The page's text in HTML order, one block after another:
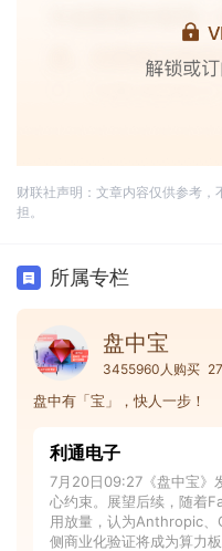
财联社声明：文章内容仅供参考
担。
所属专栏
盘中宝
3455960人购买
盘中有「宝」，快人一步！
利通电子
7月20日09:27《盘中宝》
心约束。展望后续，随着
用放量，认为Anthropic、
侧商业化验证将成为算力